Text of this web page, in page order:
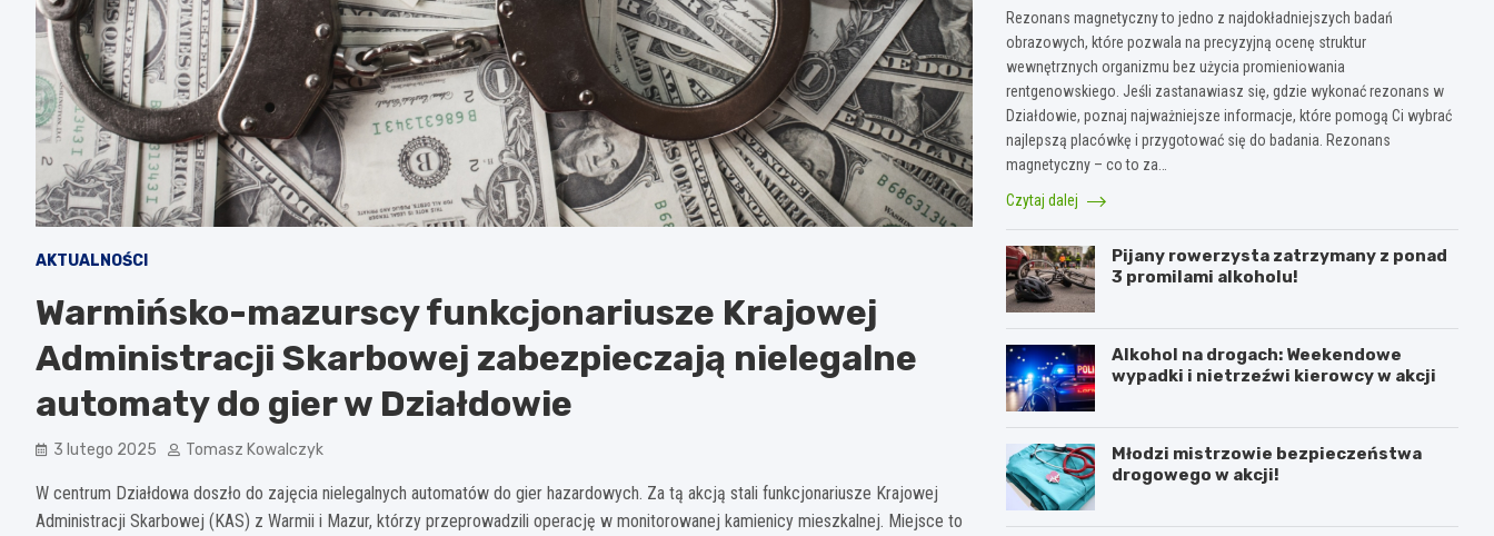
AKTUALNOŚCI
Warmińsko-mazurscy funkcjonariusze Krajowej
Administracji Skarbowej zabezpieczają nielegalne
automaty do gier w Działdowie
3 lutego 2025 Tomasz Kowalczyk
W centrum Działdowa doszło do zajęcia nielegalnych automatów do gier hazardowych. Za tą akcją stali funkcjonariusze Krajowej
Administracji Skarbowej (KAS) z Warmii i Mazur, którzy przeprowadzili operację w monitorowanej kamienicy mieszkalnej. Miejsce to
Rezonans magnetyczny to jedno z najdokładniejszych badań
obrazowych, które pozwala na precyzyjną ocenę struktur
wewnętrznych organizmu bez użycia promieniowania
rentgenowskiego. Jeśli zastanawiasz się, gdzie wykonać rezonans w
Działdowie, poznaj najważniejsze informacje, które pomogą Ci wybrać
najlepszą placówkę i przygotować się do badania. Rezonans
magnetyczny – co to za…
Czytaj dalej
Pijany rowerzysta zatrzymany z ponad
3 promilami alkoholu!
Alkohol na drogach: Weekendowe
wypadki i nietrzeźwi kierowcy w akcji
Młodzi mistrzowie bezpieczeństwa
drogowego w akcji!